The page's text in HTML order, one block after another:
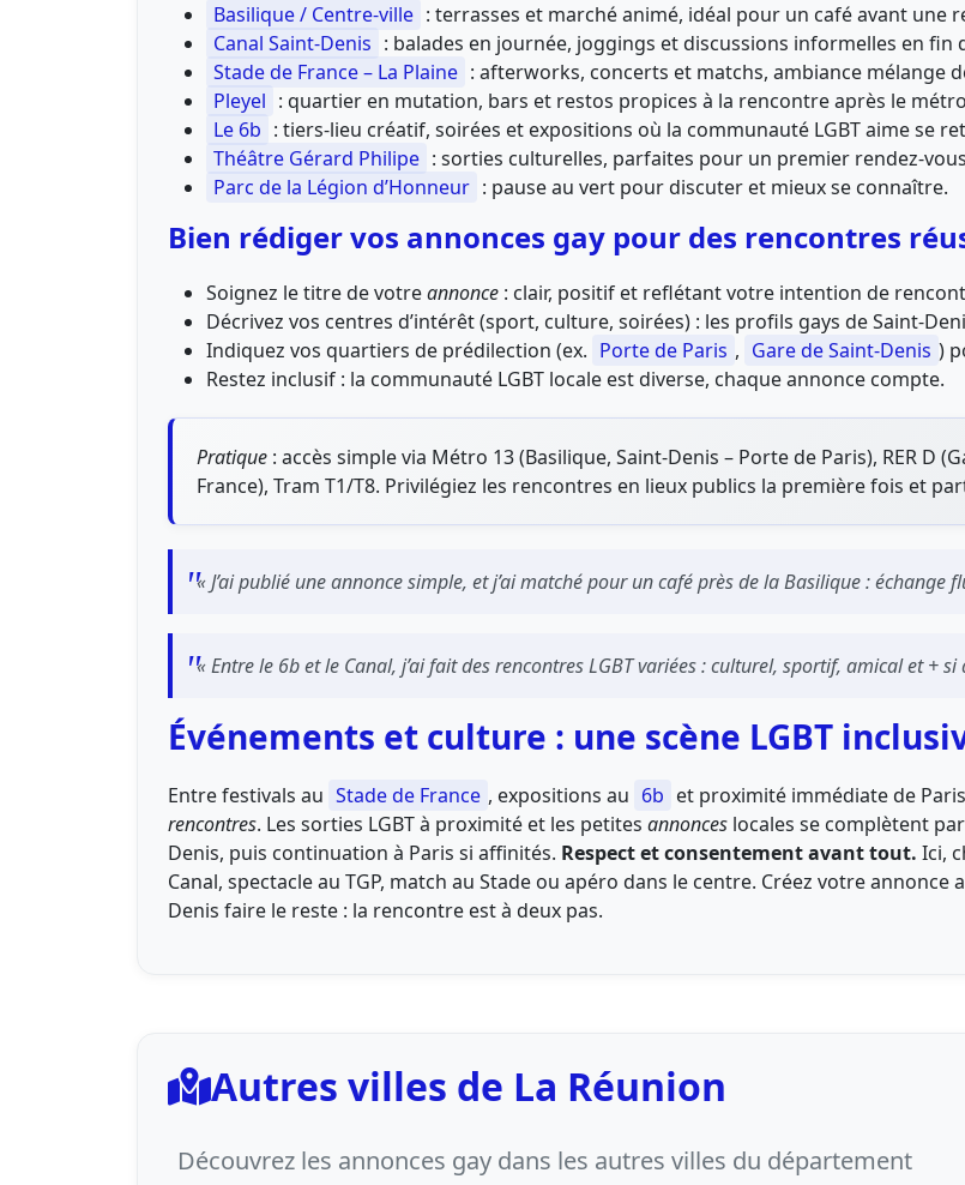
Basilique / Centre-ville : terrasses et marché animé, idéal pour un café avant une
Canal Saint-Denis : balades en journée, joggings et discussions informelles en fin
Stade de France – La Plaine : afterworks, concerts et matchs, ambiance mélange
Pleyel : quartier en mutation, bars et restos propices à la rencontre après le
Le 6b : tiers-lieu créatif, soirées et expositions où la communauté LGBT aime se
Théâtre Gérard Philipe : sorties culturelles, parfaites pour un premier rendez-
Parc de la Légion d’Honneur : pause au vert pour discuter et mieux se connaître.
Bien rédiger vos annonces gay pour des rencontres
Soignez le titre de votreannonce : clair, positif et reflétant votre intention de
Décrivez vos centres d’intérêt (sport, culture, soirées) : les profils gays de Saint-
Indiquez vos quartiers de prédilection (ex. Porte de Paris , Gare de Saint-Denis )
Restez inclusif : la communauté LGBT locale est diverse, chaque annonce compte.
Pratique : accès simple via Métro 13 (Basilique, Saint-Denis – Porte de Paris), RER D
France), Tram T1/T8. Privilégiez les rencontres en lieux publics la première fois et
« J’ai publié une annonce simple, et j’ai matché pour un café près de la Basilique :
« Entre le 6b et le Canal, j’ai fait des rencontres LGBT variées : culturel, sportif, amical et +
Événements et culture : une scène LGBT
Entre festivals au Stade de France , expositions au 6b et proximité immédiate de
rencontres. Les sorties LGBT à proximité et les petites annonces locales se complètent
Denis, puis continuation à Paris si affinités. Respect et consentement avant tout. Ici,
Canal, spectacle au TGP, match au Stade ou apéro dans le centre. Créez votre annonce
Denis faire le reste : la rencontre est à deux pas.
Autres villes de La Réunion
Découvrez les annonces gay dans les autres villes du département